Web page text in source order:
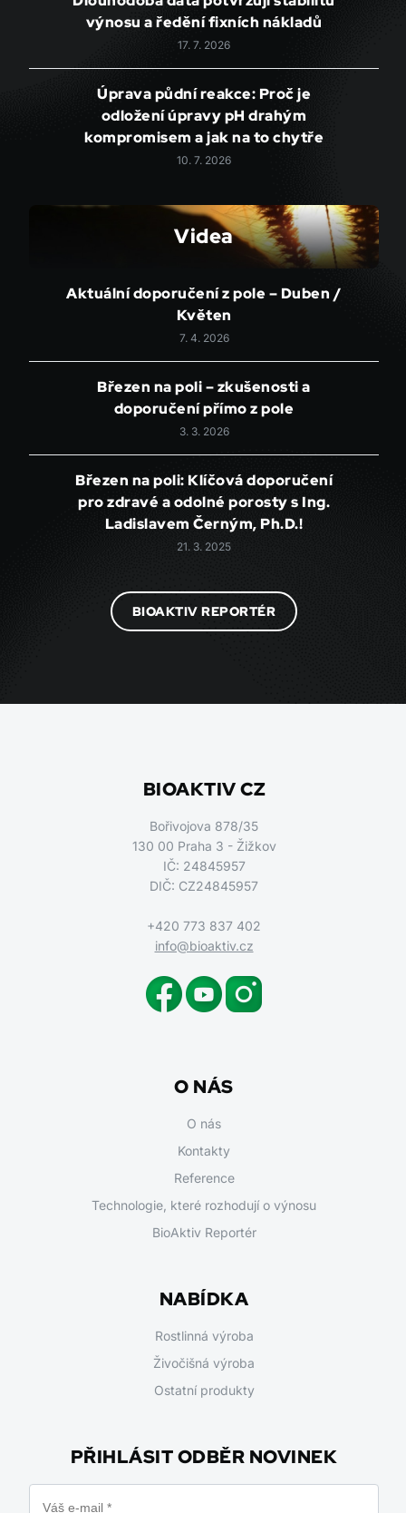
výnosu a ředění fixních nákladů
17. 7. 2026
Úprava půdní reakce: Proč je
odložení úpravy pH drahým
kompromisem a jak na to chytře
10. 7. 2026
Videa
Aktuální doporučení z pole – Duben /
Květen
7. 4. 2026
Březen na poli – zkušenosti a
doporučení přímo z pole
3. 3. 2026
Březen na poli: Klíčová doporučení
pro zdravé a odolné porosty s Ing.
Ladislavem Černým, Ph.D.!
21. 3. 2025
BIOAKTIV REPORTÉR
BIOAKTIV CZ
Bořivojova 878/35
130 00 Praha 3 - Žižkov
IČ: 24845957
DIČ: CZ24845957
+420 773 837 402
info@bioaktiv.cz
O NÁS
O nás
Kontakty
Reference
Technologie, které rozhodují o výnosu
BioAktiv Reportér
NABÍDKA
Rostlinná výroba
Živočišná výroba
Ostatní produkty
PŘIHLÁSIT ODBĚR NOVINEK